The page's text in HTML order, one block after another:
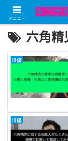
六角精
俳優
俳優
メニュー